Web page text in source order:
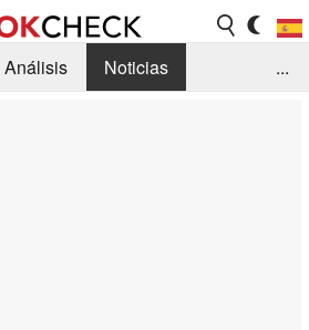
Análisis
Noticias
...